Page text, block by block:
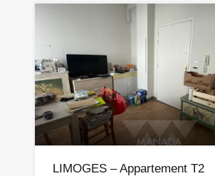
LIMOGES – Appartement T2